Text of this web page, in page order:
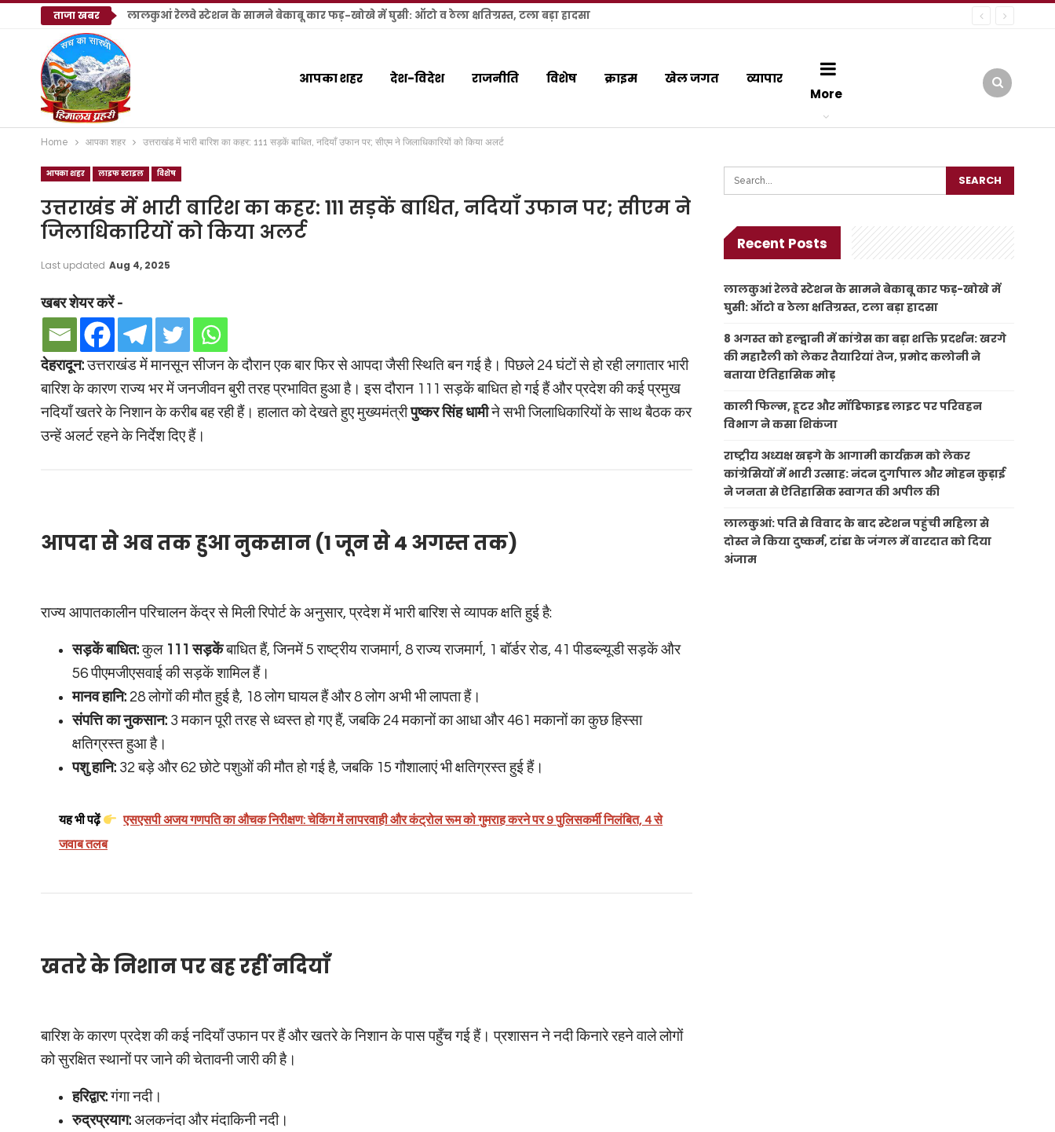
ताजा खबर लालकुआं रेलवे स्टेशन के सामने बेकाबू कार फड़-खोखे में घुसी: ऑटो व ठेला क्षतिग्रस्त, टला बड़ा हादसा
आपका शहर देश-विदेश राजनीति विशेष क्राइम खेल जगत
व्यापार
More
Home आपका शहर उत्तराखंड में भारी बारिश का कहर: 111 सड़कें बाधित, नदियाँ उफान पर; सीएम ने जिलाधिकारियों को किया अलर्ट
आपका शहर लाइफ स्टाइल विशेष
उत्तराखंड में भारी बारिश का कहर: 111 सड़कें बाधित, नदियाँ उफान पर; सीएम ने
जिलाधिकारियों को किया अलर्ट
Last updated Aug 4, 2025
खबर शेयर करें -
देहरादून:उत्तराखंड में मानसून सीजन के दौरान एक बार फिर से आपदा जैसी स्थिति बन गई है। पिछले 24 घंटों से हो रही लगातार भारी
बारिश के कारण राज्य भर में जनजीवन बुरी तरह प्रभावित हुआ है। इस दौरान 111 सड़कें बाधित हो गई हैं और प्रदेश की कई प्रमुख
नदियाँ खतरे के निशान के करीब बह रही हैं। हालात को देखते हुए मुख्यमंत्रीपुष्कर सिंह धामीने सभी जिलाधिकारियों के साथ बैठक कर
उन्हें अलर्ट रहने के निर्देश दिए हैं।
आपदा से अब तक हुआ नुकसान (1 जून से 4 अगस्त तक)
राज्य आपातकालीन परिचालन केंद्र से मिली रिपोर्ट के अनुसार, प्रदेश में भारी बारिश से व्यापक क्षति हुई है:
सड़कें बाधित:कुल 111 सड़केंबाधित हैं, जिनमें 5 राष्ट्रीय राजमार्ग, 8 राज्य राजमार्ग, 1 बॉर्डर रोड, 41 पीडब्ल्यूडी सड़कें और
56 पीएमजीएसवाई की सड़कें शामिल हैं।
मानव हानि: 28 लोगों की मौत हुई है, 18 लोग घायल हैं और 8 लोग अभी भी लापता हैं।
संपत्ति का नुकसान: 3 मकान पूरी तरह से ध्वस्त हो गए हैं, जबकि 24 मकानों का आधा और 461 मकानों का कुछ हिस्सा
क्षतिग्रस्त हुआ है।
पशु हानि: 32 बड़े और 62 छोटे पशुओं की मौत हो गई है, जबकि 15 गौशालाएं भी क्षतिग्रस्त हुई हैं।
यह भी पढ़ें
एसएसपी अजय गणपति का औचक निरीक्षण: चेकिंग में लापरवाही और कंट्रोल रूम को गुमराह करने पर 9 पुलिसकर्मी निलंबित, 4 से
जवाब तलब
खतरे के निशान पर बह रहीं नदियाँ
बारिश के कारण प्रदेश की कई नदियाँ उफान पर हैं और खतरे के निशान के पास पहुँच गई हैं। प्रशासन ने नदी किनारे रहने वाले लोगों
को सुरक्षित स्थानों पर जाने की चेतावनी जारी की है।
हरिद्वार:गंगा नदी।
रुद्रप्रयाग: अलकनंदा और मंदाकिनी नदी।
Recent Posts
लालकुआं रेलवे स्टेशन के सामने बेकाबू कार फड़-खोखे में
घुसी: ऑटो व ठेला क्षतिग्रस्त, टला बड़ा हादसा
8 अगस्त को हल्द्वानी में कांग्रेस का बड़ा शक्ति प्रदर्शन: खरगे
की महारैली को लेकर तैयारियां तेज, प्रमोद कलोनी ने
बताया ऐतिहासिक मोड़
काली फिल्म, हूटर और मॉडिफाइड लाइट पर परिवहन
विभाग ने कसा शिकंजा
राष्ट्रीय अध्यक्ष खड़गे के आगामी कार्यक्रम को लेकर
कांग्रेसियों में भारी उत्साह: नंदन दुर्गापाल और मोहन कुड़ाई
ने जनता से ऐतिहासिक स्वागत की अपील की
लालकुआं: पति से विवाद के बाद स्टेशन पहुंची महिला से
दोस्त ने किया दुष्कर्म, टांडा के जंगल में वारदात को दिया
अंजाम